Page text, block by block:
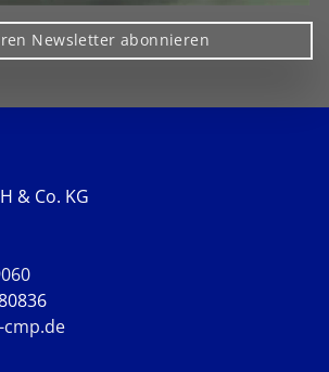
Newsletter abonnieren
& Co. KG